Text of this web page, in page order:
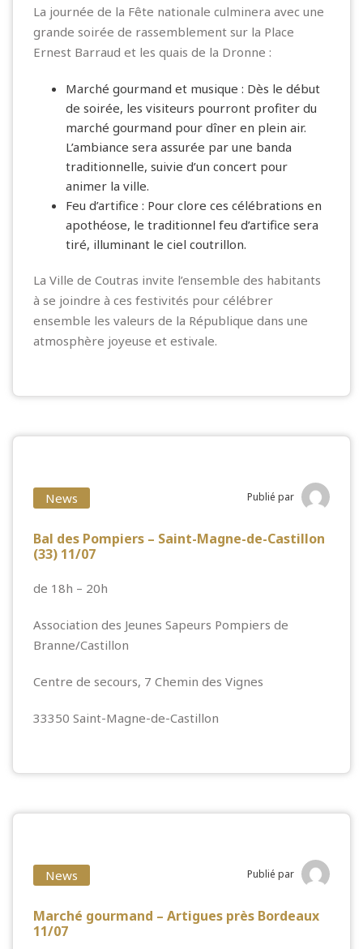
La journée de la Fête nationale culminera avec une
grande soirée de rassemblement sur la Place
Ernest Barraud et les quais de la Dronne :
Marché gourmand et musique : Dès le début
de soirée, les visiteurs pourront profiter du
marché gourmand pour dîner en plein air.
L’ambiance sera assurée par une banda
traditionnelle, suivie d’un concert pour
animer la ville.
Feu d’artifice : Pour clore ces célébrations en
apothéose, le traditionnel feu d’artifice sera
tiré, illuminant le ciel coutrillon.
La Ville de Coutras invite l’ensemble des habitants
à se joindre à ces festivités pour célébrer
ensemble les valeurs de la République dans une
atmosphère joyeuse et estivale.
News Publié par
Bal des Pompiers – Saint-Magne-de-Castillon
(33) 11/07
de 18h – 20h
Association des Jeunes Sapeurs Pompiers de
Branne/Castillon
Centre de secours, 7 Chemin des Vignes
33350 Saint-Magne-de-Castillon
News Publié par
Marché gourmand – Artigues près Bordeaux
11/07